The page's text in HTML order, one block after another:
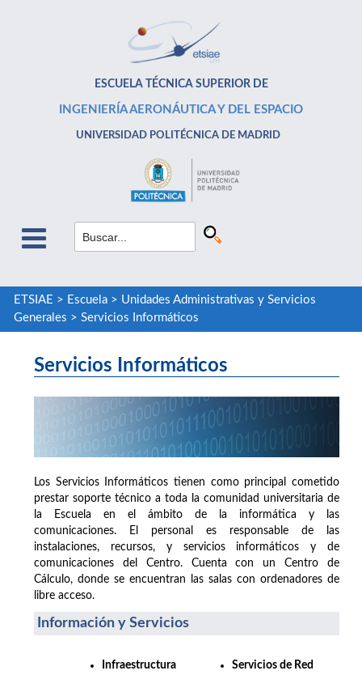
ESCUELA TÉCNICA SUPERIOR DE
INGENIERÍA AERONÁUTICA Y DEL ESPACIO
UNIVERSIDAD POLITÉCNICA DE MADRID
ETSIAE > Escuela> Unidades Administrativas y Servicios
Generales > Servicios Informáticos
Servicios Informáticos
Los Servicios Informáticos tienen como principal cometido
prestar soporte técnico a toda la comunidad universitaria de
la Escuela en el ámbito de la informática y las
comunicaciones. El personal es responsable de las
instalaciones, recursos, y servicios informáticos y de
comunicaciones del Centro. Cuenta con un Centro de
Cálculo, donde se encuentran las salas con ordenadores de
libre acceso.
Información y Servicios
Infraestructura
Servicios de Red